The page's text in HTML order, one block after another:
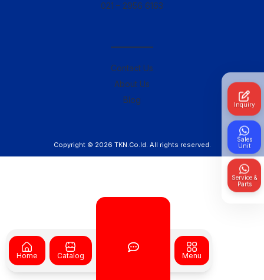
021 – 2956 6163
————–
Contact Us
About Us
Blog
Copyright © 2026 TKN.Co.Id. All rights reserved.
Home Catalog Menu
Inquiry
Sales
Unit
Service &
Parts